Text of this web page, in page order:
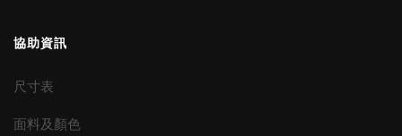
協助資訊
尺寸表
面料及顏色